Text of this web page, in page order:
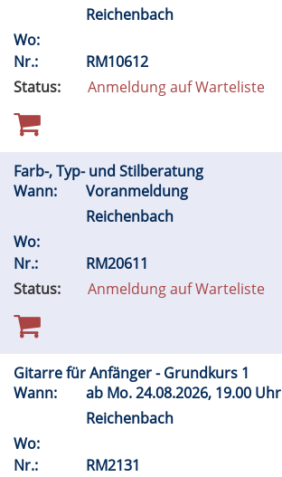
Reichenbach
Wo:
Nr.:
RM10612
Status:
Anmeldung auf Warteliste
Farb-, Typ- und Stilberatung
Wann:
Voranmeldung
Reichenbach
Wo:
Nr.:
RM20611
Status:
Anmeldung auf Warteliste
Gitarre für Anfänger - Grundkurs 1
Wann:
ab Mo.24.08.2026, 19.00 Uhr
Reichenbach
Wo:
Nr.:
RM2131